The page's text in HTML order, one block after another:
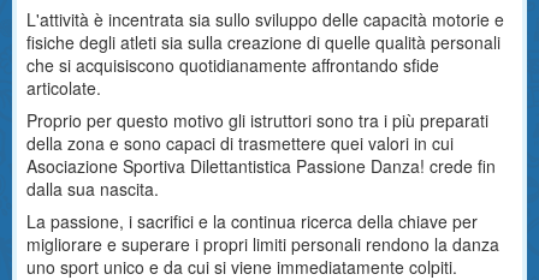
L'attività è incentrata sia sullo sviluppo delle capacità motorie e
fisiche degli atleti sia sulla creazione di quelle qualità personali
che si acquisiscono quotidianamente affrontando sfide
articolate.
Proprio per questo motivo gli istruttori sono tra i più preparati
della zona e sono capaci di trasmettere quei valori in cui
Asociazione Sportiva Dilettantistica Passione Danza! crede fin
dalla sua nascita.
La passione, i sacrifici e la continua ricerca della chiave per
migliorare e superare i propri limiti personali rendono la danza
uno sport unico e da cui si viene immediatamente colpiti.